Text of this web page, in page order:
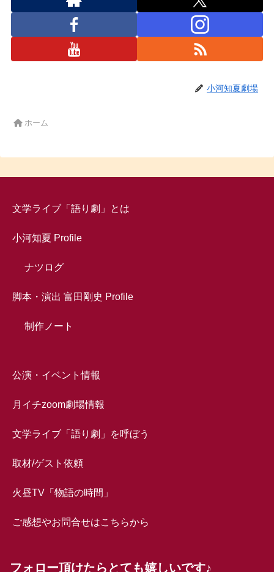
小河知夏劇場
ホーム
文学ライブ「語り劇」とは
小河知夏 Profile
ナツログ
脚本・演出 富田剛史 Profile
制作ノート
公演・イベント情報
月イチzoom劇場情報
文学ライブ「語り劇」を呼ぼう
取材/ゲスト依頼
火昼TV「物語の時間」
ご感想やお問合せはこちらから
フォロー頂けたらとても嬉しいです♪